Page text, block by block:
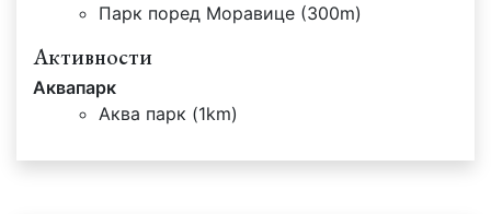
Парк поред Моравице (300m)
Активности
Аквапарк
Аква парк (1km)